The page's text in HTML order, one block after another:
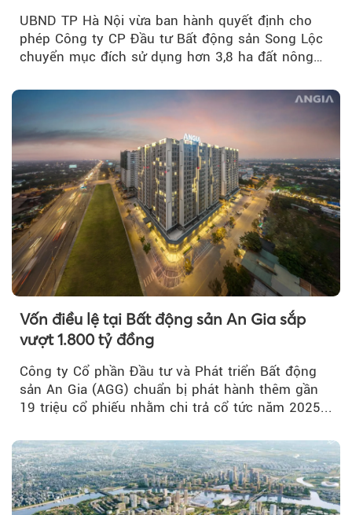
UBND TP Hà Nội vừa ban hành quyết định cho
phép Công ty CP Đầu tư Bất động sản Song Lộc
chuyển mục đích sử dụng hơn 3,8 ha đất nông
Vốn điều lệ tại Bất động sản An Gia sắp
vượt 1.800 tỷ đồng
Công ty Cổ phần Đầu tư và Phát triển Bất động
sản An Gia (AGG) chuẩn bị phát hành thêm gần
19 triệu cổ phiếu nhằm chi trả cổ tức năm 2025...